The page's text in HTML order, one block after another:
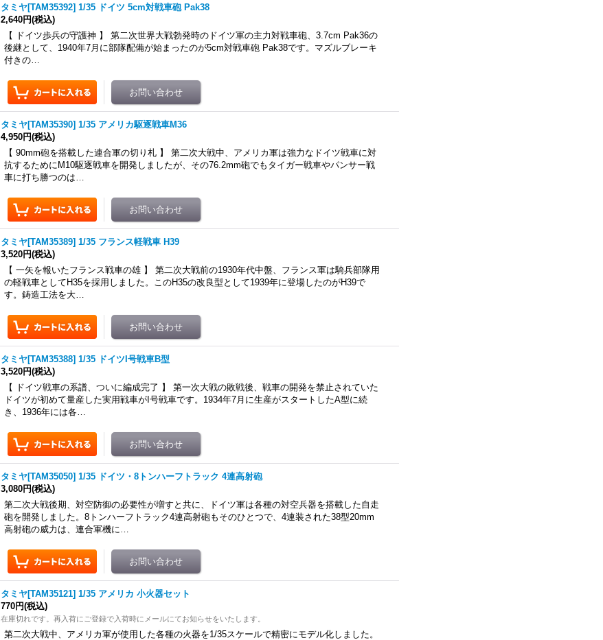
タミヤ[TAM35392] 1/35 ドイツ 5cm対戦車砲 Pak38
2,640円(税込)
【 ドイツ歩兵の守護神 】 第二次世界大戦勃発時のドイツ軍の主力対戦車砲、3.7cm Pak36の
後継として、1940年7月に部隊配備が始まったのが5cm対戦車砲 Pak38です。マズルブレーキ
付きの…
タミヤ[TAM35390] 1/35 アメリカ駆逐戦車M36
4,950円(税込)
【 90mm砲を搭載した連合軍の切り札 】 第二次大戦中、アメリカ軍は強力なドイツ戦車に対
抗するためにM10駆逐戦車を開発しましたが、その76.2mm砲でもタイガー戦車やパンサー戦
車に打ち勝つのは…
タミヤ[TAM35389] 1/35 フランス軽戦車 H39
3,520円(税込)
【 一矢を報いたフランス戦車の雄 】 第二次大戦前の1930年代中盤、フランス軍は騎兵部隊用
の軽戦車としてH35を採用しました。このH35の改良型として1939年に登場したのがH39で
す。鋳造工法を大…
タミヤ[TAM35388] 1/35 ドイツI号戦車B型
3,520円(税込)
【 ドイツ戦車の系譜、ついに編成完了 】 第一次大戦の敗戦後、戦車の開発を禁止されていた
ドイツが初めて量産した実用戦車がI号戦車です。1934年7月に生産がスタートしたA型に続
き、1936年には各…
タミヤ[TAM35050] 1/35 ドイツ・8トンハーフトラック 4連高射砲
3,080円(税込)
第二次大戦後期、対空防御の必要性が増すと共に、ドイツ軍は各種の対空兵器を搭載した自走
砲を開発しました。8トンハーフトラック4連高射砲もそのひとつで、4連装された38型20mm
高射砲の威力は、連合軍機に…
タミヤ[TAM35121] 1/35 アメリカ 小火器セット
770円(税込)
在庫切れです。再入荷にご登録で入荷時にメールにてお知らせをいたします。
第二次大戦中、アメリカ軍が使用した各種の火器を1/35スケールで精密にモデル化しました。